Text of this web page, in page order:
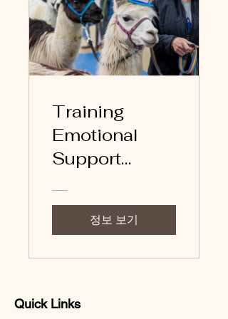
Training
Emotional
Support
정보 보기
Quick Links